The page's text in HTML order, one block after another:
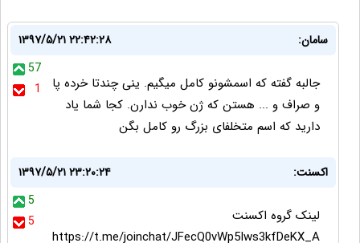
سامان:
۱۳۹۷/۵/۲۱ ۲۲:۴۲:۲۸
57
1
جالبه گفته که اسمشونو کامل میگیم. ینی چندتا خرده پا
و صراف و ... هستن که ژن خوب ندارن. کجا شما یاد
دارید که اسم متخلفای بزرگ رو کامل بگن
اکسنت:
۱۳۹۷/۵/۲۱ ۲۳:۲۰:۲۴
5
5
لینک گروه اکسنت
https://t.me/joinchat/JFecQ0vWp5Iws3kfDeKX_A